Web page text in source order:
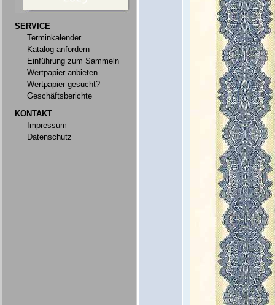
SERVICE
Terminkalender
Katalog anfordern
Einführung zum Sammeln
Wertpapier anbieten
Wertpapier gesucht?
Geschäftsberichte
KONTAKT
Impressum
Datenschutz